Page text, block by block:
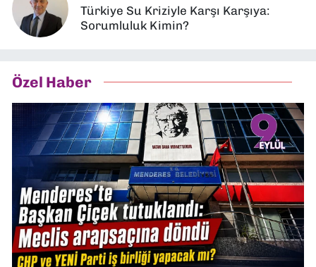
Türkiye Su Kriziyle Karşı Karşıya:
Sorumluluk Kimin?
Özel Haber